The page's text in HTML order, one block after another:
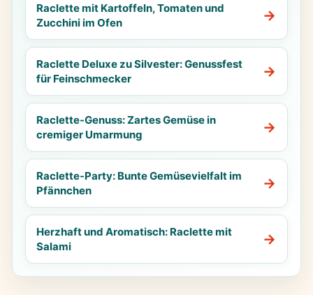
Raclette mit Kartoffeln, Tomaten und
Zucchini im Ofen
Raclette Deluxe zu Silvester: Genussfest
für Feinschmecker
Raclette-Genuss: Zartes Gemüse in
cremiger Umarmung
Raclette-Party: Bunte Gemüsevielfalt im
Pfännchen
Herzhaft und Aromatisch: Raclette mit
Salami